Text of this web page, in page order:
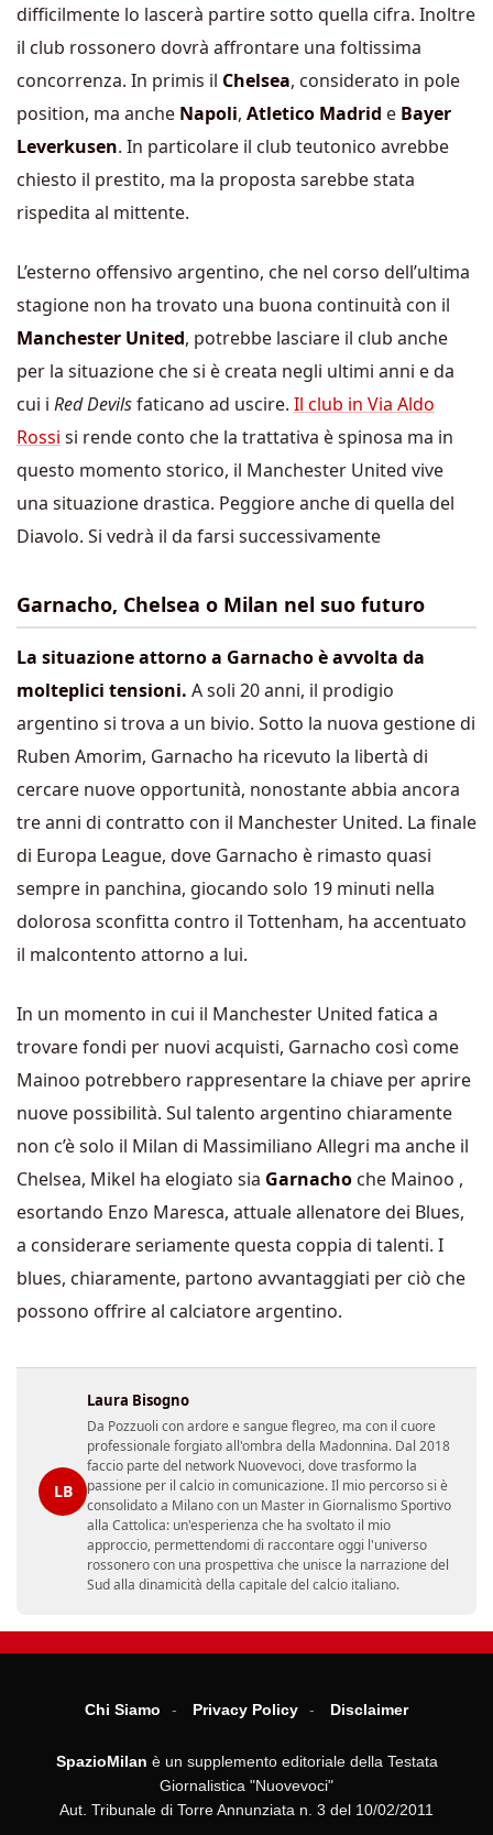
difficilmente lo lascerà partire sotto quella cifra. Inoltre
il club rossonero dovrà affrontare una foltissima
concorrenza. In primis il Chelsea, considerato in pole
position, ma anche Napoli, Atletico Madrid e Bayer
Leverkusen. In particolare il club teutonico avrebbe
chiesto il prestito, ma la proposta sarebbe stata
rispedita al mittente.
L’esterno offensivo argentino, che nel corso dell’ultima
stagione non ha trovato una buona continuità con il
Manchester United, potrebbe lasciare il club anche
per la situazione che si è creata negli ultimi anni e da
cui i Red Devilsfaticano ad uscire. Il club in Via Aldo
Rossi si rende conto che la trattativa è spinosa ma in
questo momento storico, il Manchester United vive
una situazione drastica. Peggiore anche di quella del
Diavolo. Si vedrà il da farsi successivamente
Garnacho, Chelsea o Milan nel suo futuro
La situazione attorno a Garnacho è avvolta da
molteplici tensioni. A soli 20 anni, il prodigio
argentino si trova a un bivio. Sotto la nuova gestione di
Ruben Amorim, Garnacho ha ricevuto la libertà di
cercare nuove opportunità, nonostante abbia ancora
tre anni di contratto con il Manchester United. La finale
di Europa League, dove Garnacho è rimasto quasi
sempre in panchina, giocando solo 19 minuti nella
dolorosa sconfitta contro il Tottenham, ha accentuato
il malcontento attorno a lui.
In un momento in cui il Manchester United fatica a
trovare fondi per nuovi acquisti, Garnacho così come
Mainoo potrebbero rappresentare la chiave per aprire
nuove possibilità. Sul talento argentino chiaramente
non c’è solo il Milan di Massimiliano Allegri ma anche il
Chelsea, Mikel ha elogiato sia Garnacho che Mainoo ,
esortando Enzo Maresca, attuale allenatore dei Blues,
a considerare seriamente questa coppia di talenti. I
blues, chiaramente, partono avvantaggiati per ciò che
possono offrire al calciatore argentino.
LB
Laura Bisogno
Da Pozzuoli con ardore e sangue flegreo, ma con il cuore
professionale forgiato all'ombra della Madonnina. Dal 2018
faccio parte del network Nuovevoci, dove trasformo la
passione per il calcio in comunicazione. Il mio percorso si è
consolidato a Milano con un Master in Giornalismo Sportivo
alla Cattolica: un'esperienza che ha svoltato il mio
approccio, permettendomi di raccontare oggi l'universo
rossonero con una prospettiva che unisce la narrazione del
Sud alla dinamicità della capitale del calcio italiano.
Chi Siamo Privacy Policy Disclaimer
SpazioMilan è un supplemento editoriale della Testata
Giornalistica "Nuovevoci"
Aut. Tribunale di Torre Annunziata n. 3 del 10/02/2011